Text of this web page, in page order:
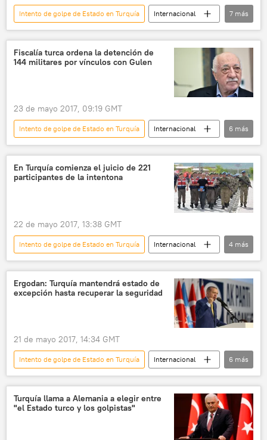
Intento de golpe de Estado en Turquía
Internacional
política
🌍 Oriente Medio
Turquía
Fethulá Gulen
detención
militares
noticias
7 más
Fiscalía turca ordena la detención de
144 militares por vínculos con Gulen
23 de mayo 2017, 09:19 GMT
Intento de golpe de Estado en Turquía
Internacional
política
🌍 Oriente Medio
Turquía
Fethulá Gulen
detención noticias
6 más
En Turquía comienza el juicio de 221
participantes de la intentona
22 de mayo 2017, 13:38 GMT
Intento de golpe de Estado en Turquía
Internacional
🌍 Oriente Medio
Turquía
juicio
noticias
4 más
Ergodan: Turquía mantendrá estado de
excepción hasta recuperar la seguridad
21 de mayo 2017, 14:34 GMT
Intento de golpe de Estado en Turquía
Internacional
política
🌍 Oriente Medio
Turquía
Recep Tayyip Erdogan
estado de excepción
noticias
6 más
Turquía llama a Alemania a elegir entre
"el Estado turco y los golpistas"